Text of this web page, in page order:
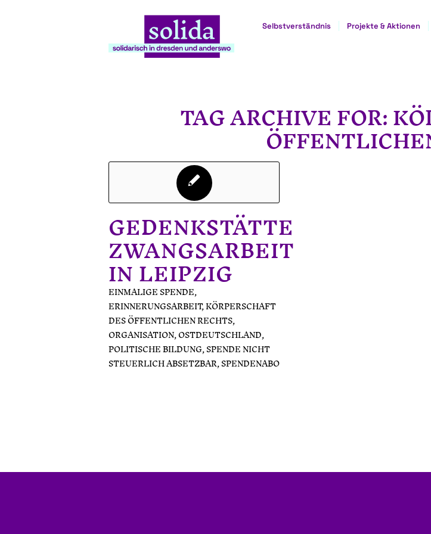
Selbstverständnis Projekte & Aktionen
TAG ARCHIVE FOR:
GEDENKSTÄTTE
ZWANGSARBEIT
IN LEIPZIG
EINMALIGE SPENDE,
ERINNERUNGSARBEIT,KÖRPERSCHAFT
DES ÖFFENTLICHEN RECHTS,
ORGANISATION,OSTDEUTSCHLAND,
POLITISCHE BILDUNG,SPENDE NICHT
STEUERLICH ABSETZBAR,SPENDENABO